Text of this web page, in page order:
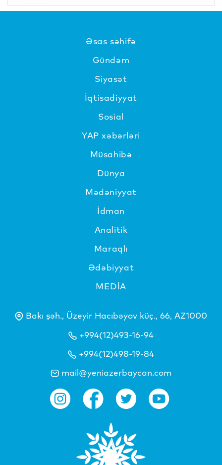
Əsas səhifə
Gündəm
Siyasət
İqtisadiyyat
Sosial
YAP xəbərləri
Müsahibə
Dünya
Mədəniyyat
İdman
Analitik
Maraqlı
Ədəbiyyat
MEDİA
Bakı şəh., Üzeyir Hacıbəyov küç., 66, AZ1000
+994(12)493-16-94
+994(12)498-19-84
mail@yeniazerbaycan.com